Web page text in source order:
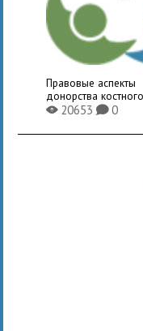
Правовые аспекты
донорства
X20653K0